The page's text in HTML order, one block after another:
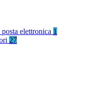
elettronica 1
27